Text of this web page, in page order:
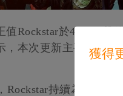
Rockstar於4月7日推
，本次更新主要集中
Rockstar持續為PC版
獲得